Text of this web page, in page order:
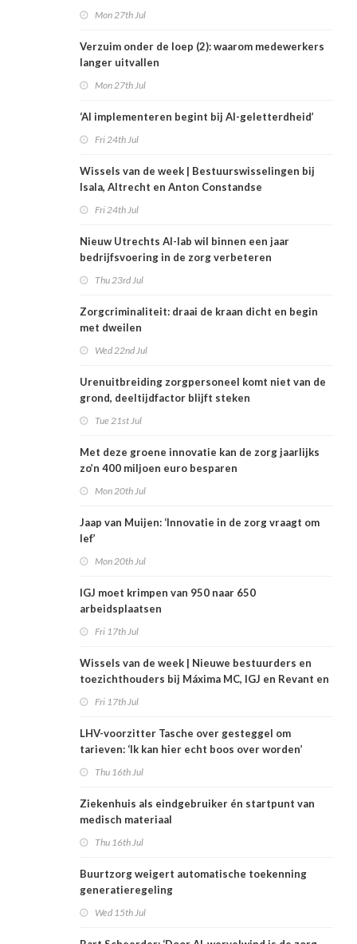
Mon 27th Jul
Verzuim onder de loep (2): waarom medewerkers
langer uitvallen
Mon 27th Jul
‘AI implementeren begint bij AI-geletterdheid’
Fri 24th Jul
Wissels van de week | Bestuurswisselingen bij
Isala, Altrecht en Anton Constandse
Fri 24th Jul
Nieuw Utrechts AI-lab wil binnen een jaar
bedrijfsvoering in de zorg verbeteren
Thu 23rd Jul
Zorgcriminaliteit: draai de kraan dicht en begin
met dweilen
Wed 22nd Jul
Urenuitbreiding zorgpersoneel komt niet van de
grond, deeltijdfactor blijft steken
Tue 21st Jul
Met deze groene innovatie kan de zorg jaarlijks
zo’n 400 miljoen euro besparen
Mon 20th Jul
Jaap van Muijen: ‘Innovatie in de zorg vraagt om
lef’
Mon 20th Jul
IGJ moet krimpen van 950 naar 650
arbeidsplaatsen
Fri 17th Jul
Wissels van de week | Nieuwe bestuurders en
toezichthouders bij Máxima MC, IGJ en Revant en
Fri 17th Jul
LHV-voorzitter Tasche over gesteggel om
tarieven: ‘Ik kan hier echt boos over worden’
Thu 16th Jul
Ziekenhuis als eindgebruiker én startpunt van
medisch materiaal
Thu 16th Jul
Buurtzorg weigert automatische toekenning
generatieregeling
Wed 15th Jul